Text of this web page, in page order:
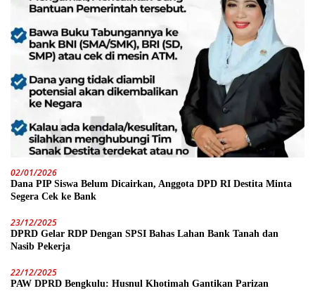
02/01/2026
Dana PIP Siswa Belum Dicairkan, Anggota DPD RI Destita Minta
Segera Cek ke Bank
23/12/2025
DPRD Gelar RDP Dengan SPSI Bahas Lahan Bank Tanah dan
Nasib Pekerja
22/12/2025
PAW DPRD Bengkulu: Husnul Khotimah Gantikan Parizan